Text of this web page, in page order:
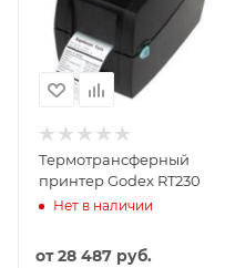
Термотрансферный
принтер Godex RT230
Нет в наличии
от28 487 руб.